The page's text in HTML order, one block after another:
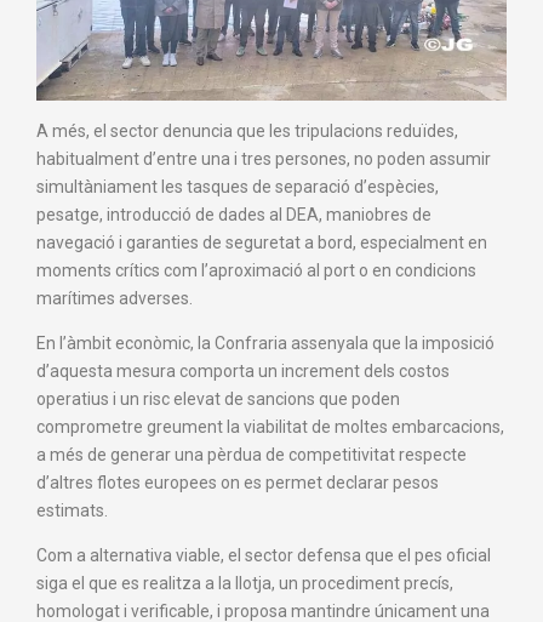
A més, el sector denuncia que les tripulacions reduïdes,
habitualment d’entre una i tres persones, no poden assumir
simultàniament les tasques de separació d’espècies,
pesatge, introducció de dades al DEA, maniobres de
navegació i garanties de seguretat a bord, especialment en
moments crítics com l’aproximació al port o en condicions
marítimes adverses.
En l’àmbit econòmic, la Confraria assenyala que la imposició
d’aquesta mesura comporta un increment dels costos
operatius i un risc elevat de sancions que poden
comprometre greument la viabilitat de moltes embarcacions,
a més de generar una pèrdua de competitivitat respecte
d’altres flotes europees on es permet declarar pesos
estimats.
Com a alternativa viable, el sector defensa que el pes oficial
siga el que es realitza a la llotja, un procediment precís,
homologat i verificable, i proposa mantindre únicament una